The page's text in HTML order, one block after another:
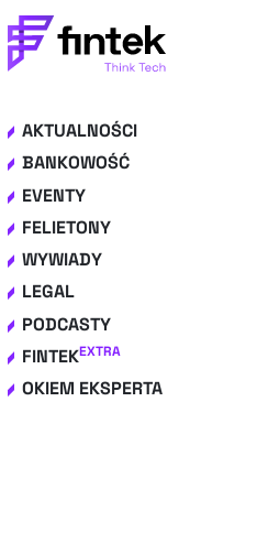
AKTUALNOŚCI
BANKOWOŚĆ
EVENTY
FELIETONY
WYWIADY
LEGAL
PODCASTY
FINTEKEXTRA
OKIEM EKSPERTA